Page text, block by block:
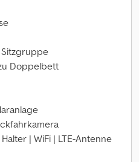
Doppelbett
| WiFi | LTE-Antenne